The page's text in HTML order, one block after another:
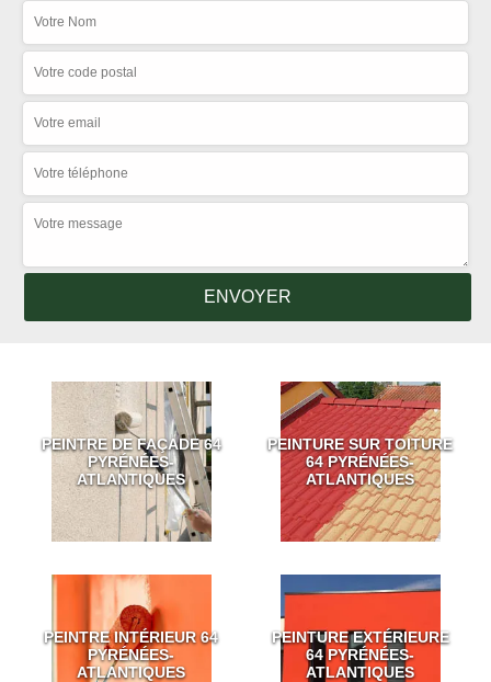
PEINTRE DE FAÇADE 64
PYRÉNÉES-
ATLANTIQUES
PEINTURE SUR TOITURE
64 PYRÉNÉES-
ATLANTIQUES
PEINTRE INTÉRIEUR 64
PYRÉNÉES-
ATLANTIQUES
PEINTURE EXTÉRIEURE
64 PYRÉNÉES-
ATLANTIQUES